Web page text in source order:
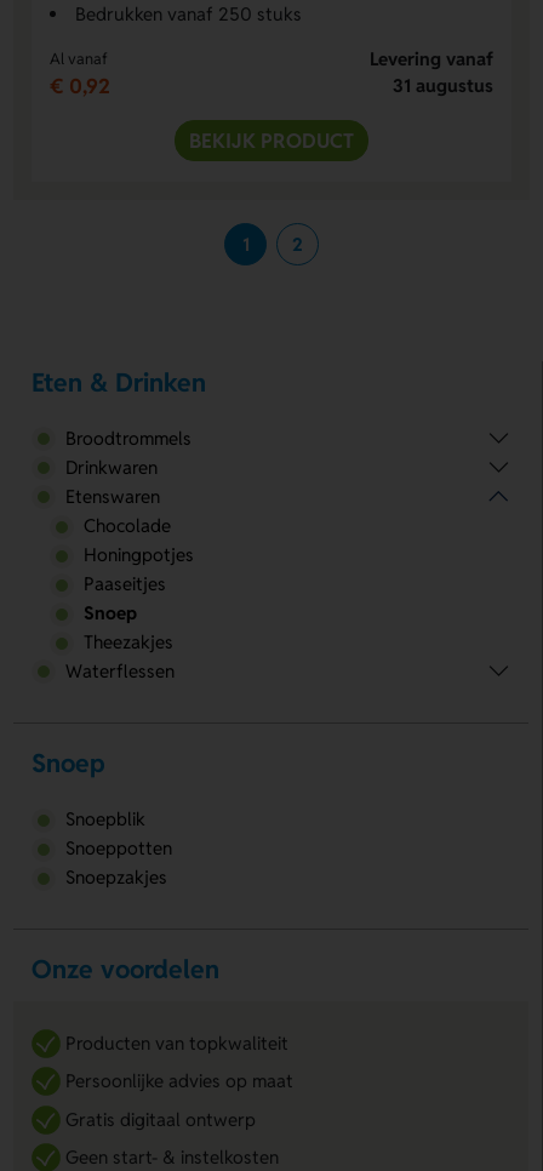
Bedrukken vanaf 250 stuks
Al vanaf
€ 0,92
Levering vanaf
31 augustus
BEKIJK PRODUCT
1 2
Eten & Drinken
Broodtrommels
Drinkwaren
Etenswaren
Chocolade
Honingpotjes
Paaseitjes
Snoep
Theezakjes
Waterflessen
Snoep
Snoepblik
Snoeppotten
Snoepzakjes
Onze voordelen
Producten van topkwaliteit
Persoonlijke advies op maat
Gratis digitaal ontwerp
Geen start- & instelkosten